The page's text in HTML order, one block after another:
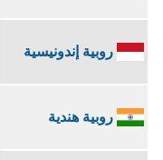
روبية إندونيسية
روبية هندية